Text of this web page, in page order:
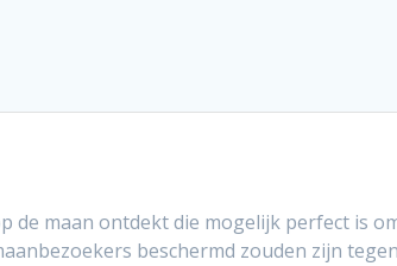
de maan ontdekt die mogelijk perfect is
beschermd zouden zijn